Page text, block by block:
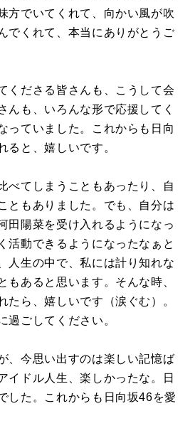
方でいてくれて、向かい風が吹
でくれて、本当にありがとうご
くださる皆さんも、こうして会
んも、いろんな形で応援してく
っていました。これからも日向
ると、嬉しいです。
べてしまうこともあったり、自
ともありました。でも、自分は
田陽菜を受け入れるようになっ
活動できるようになったなぁと
人生の中で、私には計り知れな
もあると思います。そんな時、
たら、嬉しいです（涙ぐむ）。
過ごしてください。
、今思い出すのは楽しい記憶ば
イドル人生、楽しかったな。日
した。これからも日向坂46を愛